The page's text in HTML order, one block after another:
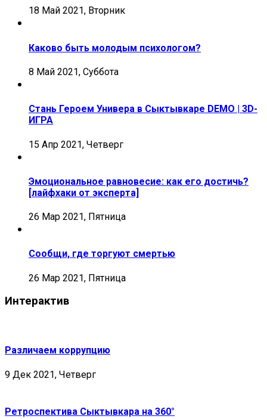
18 Май 2021, Вторник
Каково быть молодым психологом?
8 Май 2021, Суббота
Стань Героем Универа в Сыктывкаре DEMO | 3D-
ИГРА
15 Апр 2021, Четверг
Эмоциональное равновесие: как его достичь?
[лайфхаки от эксперта]
26 Мар 2021, Пятница
Сообщи, где торгуют смертью
26 Мар 2021, Пятница
Интерактив
Различаем коррупцию
9 Дек 2021, Четверг
Ретроспектива Сыктывкара на 360°